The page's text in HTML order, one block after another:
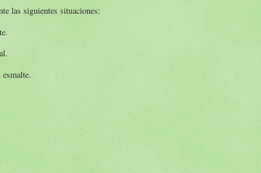
las siguientes situaciones: